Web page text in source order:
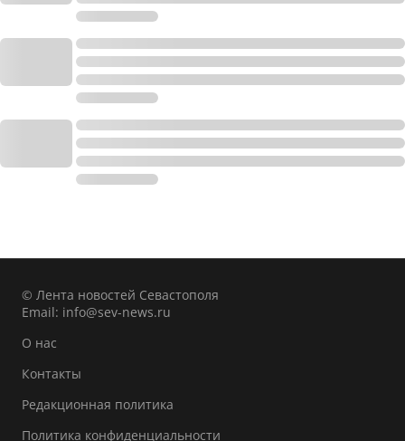
© Лента новостей Севастополя
Email: info@sev-news.ru
О нас
Контакты
Редакционная политика
Политика конфиденциальности